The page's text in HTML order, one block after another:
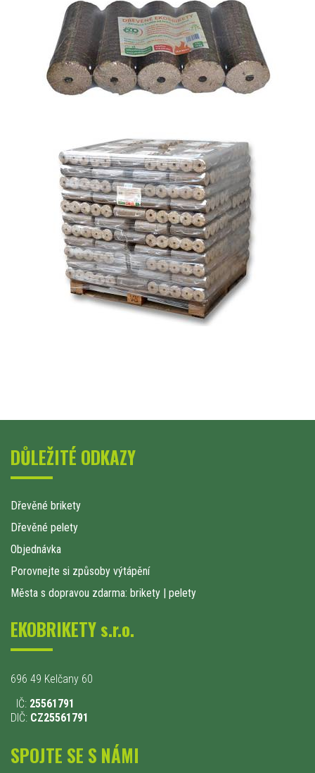
DŮLEŽITÉ ODKAZY
Dřevěné brikety
Dřevěné pelety
Objednávka
Porovnejte si způsoby výtápění
Města s dopravou zdarma: brikety | pelety
EKOBRIKETY s.r.o.
696 49 Kelčany 60
IČ: 25561791
DIČ: CZ25561791
SPOJTE SE S NÁMI